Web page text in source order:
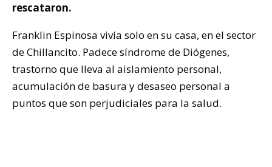
rescataron.
Franklin Espinosa vivía solo en su casa, en el sector
de Chillancito. Padece síndrome de Diógenes,
trastorno que lleva al aislamiento personal,
acumulación de basura y desaseo personal a
puntos que son perjudiciales para la salud.